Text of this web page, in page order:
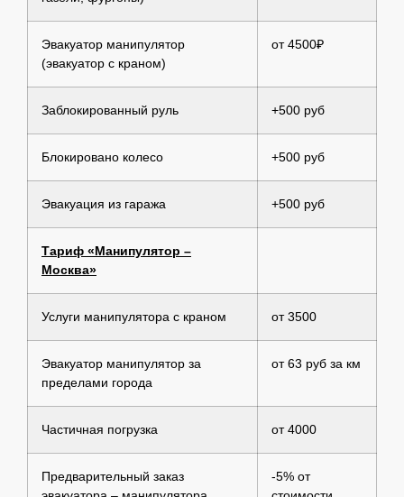
Эвакуатор манипулятор
(эвакуатор с краном)
от 4500₽
Заблокированный руль +500 руб
Блокировано колесо +500 руб
Эвакуация из гаража +500 руб
Тариф «Манипулятор –
Москва»
Услуги манипулятора с краном от 3500
Эвакуатор манипулятор за
пределами города
от 63 руб за км
Частичная погрузка от 4000
Предварительный заказ
-5% от